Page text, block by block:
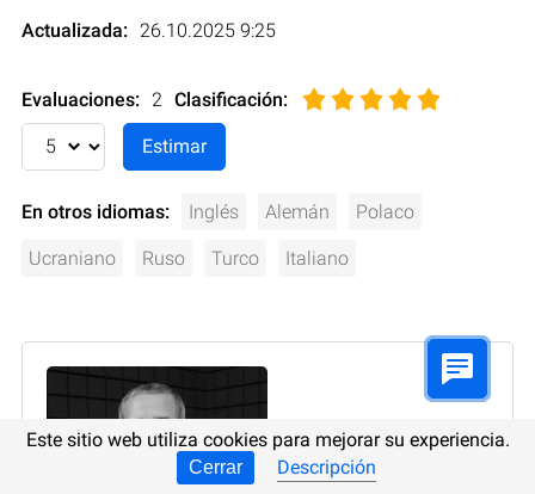
Actualizada: 26.10.2025 9:25
Evaluaciones: 2 Clasificación:
En otros idiomas: Inglés Alemán Polaco
Ucraniano Ruso Turco Italiano
Este sitio web utiliza cookies para mejorar su experiencia.
Cerrar Descripción